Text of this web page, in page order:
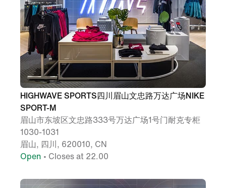
HIGHWAVE SPORTS四川眉山文忠路万达广场NIKE
SPORT-M
眉山市东坡区文忠路333号万达广场1号门耐克专柜
1030-1031
眉山, 四川, 620010, CN
Open • Closes at 22.00